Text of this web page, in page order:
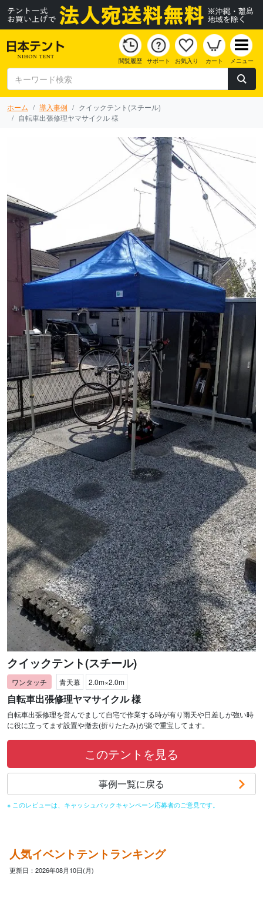
閲覧履歴 サポート お気入り カート メニュー
ホーム 導入事例
クイックテント(スチール)
自転車出張修理ヤマサイクル 様
クイックテント(スチール)
青天幕 2.0m×2.0m
自転車出張修理ヤマサイクル 様
自転車出張修理を営んでまして自宅で作業する時が有り雨天や日差しが強い時
に役に立ってます設置や撤去(折りたたみ)が楽で重宝してます。
このテントを見る
事例一覧に戻る
※ このレビューは、キャッシュバックキャンペーン応募者のご意見です。
人気イベントテントランキング
更新日：2026年08月10日(月)